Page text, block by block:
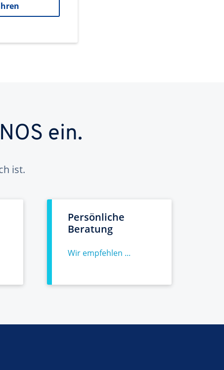
ein.
ist.
Persönliche
Beratung
Wir empfehlen ...